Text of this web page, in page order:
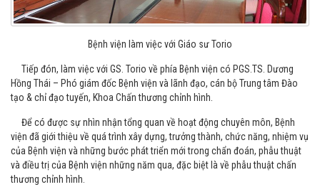
Bệnh viện làm việc với Giáo sư Torio
Tiếp đón, làm việc với GS. Torio về phía Bệnh viện có PGS.TS. Dương
Hồng Thái – Phó giám đốc Bệnh viện và lãnh đạo, cán bộ Trung tâm Đào
tạo & chỉ đạo tuyến, Khoa Chấn thương chỉnh hình.
Để có được sự nhìn nhận tổng quan về hoạt động chuyên môn, Bệnh
viện đã giới thiệu về quá trình xây dựng, trưởng thành, chức năng, nhiệm vụ
của Bệnh viện và những bước phát triển mới trong chẩn đoán, phẫu thuật
và điều trị của Bệnh viện những năm qua, đặc biệt là về phẫu thuật chấn
thương chỉnh hình.